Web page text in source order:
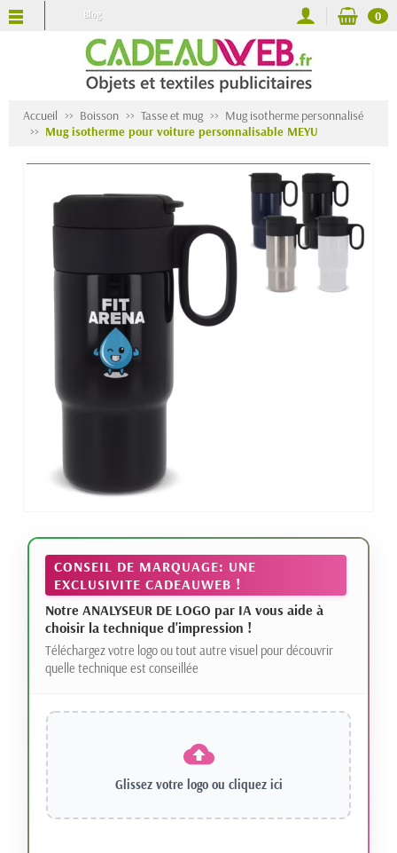
Blog 0
Accueil Boisson Tasse et mug
Mug isotherme personnalisé
Mug isotherme pour voiture personnalisable MEYU
CONSEIL DE MARQUAGE: UNE
EXCLUSIVITE CADEAUWEB !
Notre ANALYSEUR DE LOGO par IA vous aide à
choisir la technique d'impression !
Téléchargez votre logo ou tout autre visuel pour découvrir
quelle technique est conseillée
Glissez votre logo ou cliquez ici